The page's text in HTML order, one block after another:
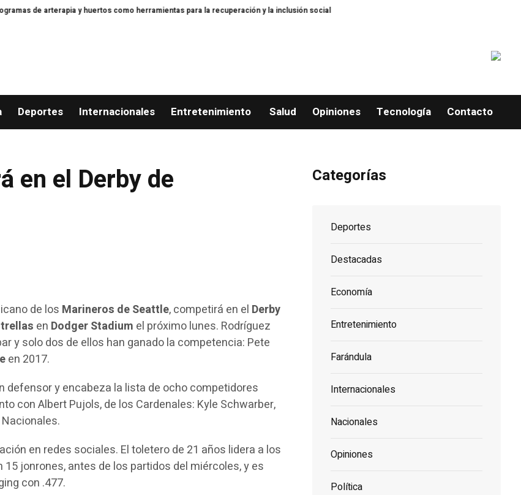
de arterapia y huertos como herramientas para la recuperación y la inclusión social Arranca “A la Escuela con Propeep” en El Caimito, La
Deportes Internacionales Entretenimiento Salud Opiniones Tecnología Contacto
en el Derby de
de los Marineros de Seattle, competirá en el Derby
en Dodger Stadium el próximo lunes. Rodríguez
y solo dos de ellos han ganado la competencia: Pete
en 2017.
defensor y encabeza la lista de ocho competidores
con Albert Pujols, de los Cardenales: Kyle Schwarber,
en redes sociales. El toletero de 21 años lidera a los
jonrones, antes de los partidos del miércoles, y es
con .477.
Categorías
Deportes
Destacadas
Economía
Entretenimiento
Farándula
Internacionales
Nacionales
Opiniones
Política